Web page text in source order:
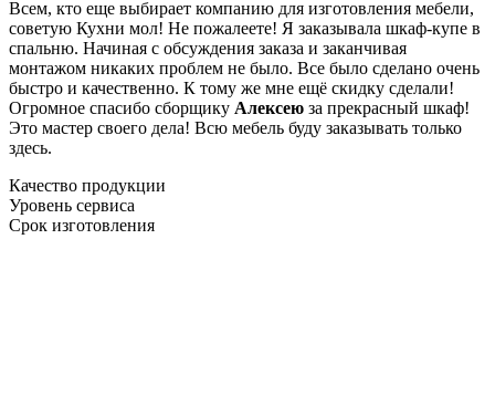
Всем, кто еще выбирает компанию для изготовления мебели,
советую Кухни мол! Не пожалеете! Я заказывала шкаф-купе в
спальню. Начиная с обсуждения заказа и заканчивая
монтажом никаких проблем не было. Все было сделано очень
быстро и качественно. К тому же мне ещё скидку сделали!
Огромное спасибо сборщику Алексею за прекрасный шкаф!
Это мастер своего дела! Всю мебель буду заказывать только
здесь.
Качество продукции
Уровень сервиса
Срок изготовления